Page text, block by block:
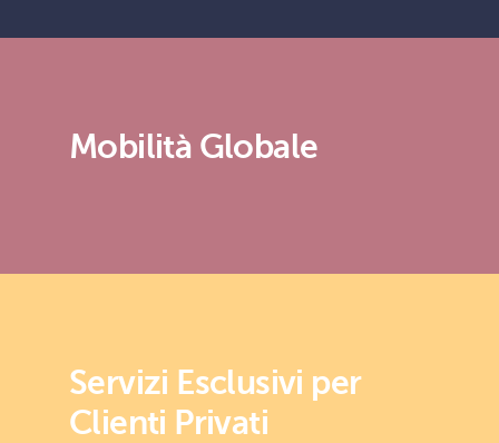
Mobilità Globale
Servizi Esclusivi per
Clienti Privati